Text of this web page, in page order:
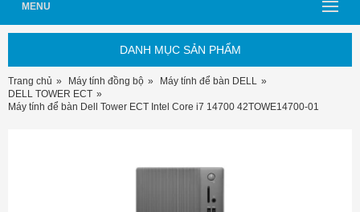
MENU
DANH MỤC SẢN PHẨM
Trang chủ Máy tính đồng bộ
Máy tính để bàn DELL
DELL TOWER ECT
Máy tính để bàn Dell Tower ECT Intel Core i7 14700 42TOWE14700-01